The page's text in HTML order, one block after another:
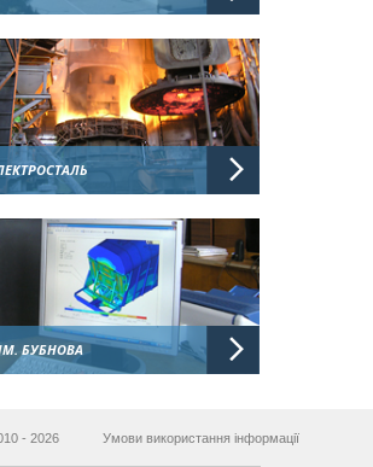
БУБНОВА
- 2026Умови використання інформації